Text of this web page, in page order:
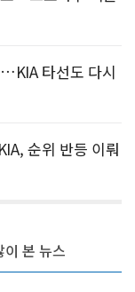
…KIA 타선도 다시
순위 반등 이뤄
이 본 뉴스